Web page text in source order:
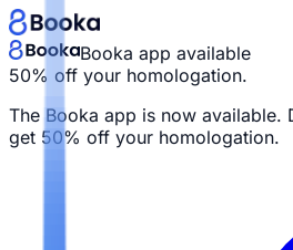
Booka app available
50% off your homologation.
The Booka app is now available.
get 50% off your homologation.